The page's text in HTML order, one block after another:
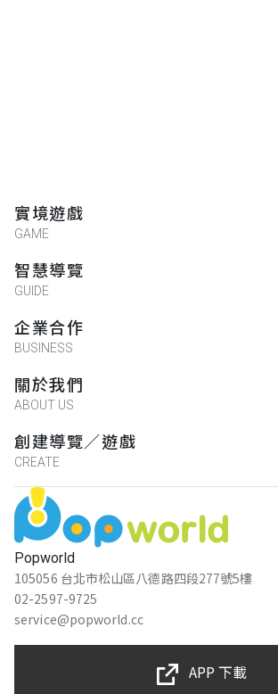
Popworld
105056 台北市松山區八德路四段277號5樓
02-2597-9725
service@popworld.cc
實境遊戲
GAME
智慧導覽
GUIDE
企業合作
BUSINESS
關於我們
ABOUT US
創建導覽／遊戲
CREATE
APP 下載